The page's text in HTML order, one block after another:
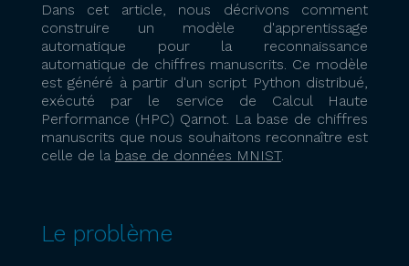
Dans cet article, nous décrivons comment
construire un modèle d'apprentissage
automatique pour la reconnaissance
automatique de chiffres manuscrits. Ce modèle
est généré à partir d'un script Python distribué,
exécuté par le service de Calcul Haute
Performance (HPC) Qarnot. La base de chiffres
manuscrits que nous souhaitons reconnaître est
celle de la base de données MNIST.
Le problème